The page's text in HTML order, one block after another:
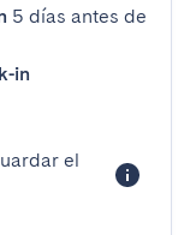
5 días antes de
in
el